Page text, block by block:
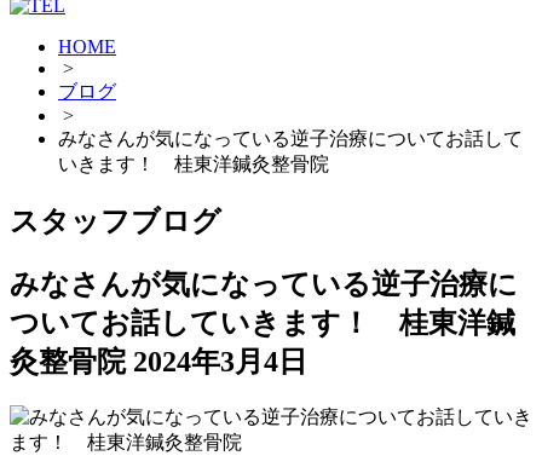
HOME
>
ブログ
>
みなさんが気になっている逆子治療についてお話して
いきます！ 桂東洋鍼灸整骨院
スタッフブログ
みなさんが気になっている逆子治療に
ついてお話していきます！ 桂東洋鍼
灸整骨院 2024年3月4日